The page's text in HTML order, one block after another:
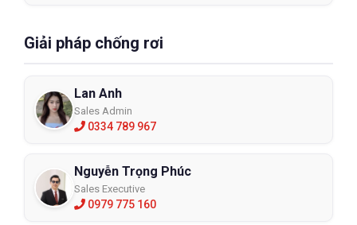
Giải pháp chống rơi
Lan Anh
Sales Admin
0334 789 967
Nguyễn Trọng Phúc
Sales Executive
0979 775 160